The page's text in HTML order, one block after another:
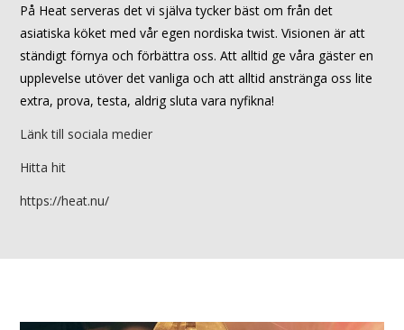
På Heat serveras det vi själva tycker bäst om från det
asiatiska köket med vår egen nordiska twist. Visionen är att
ständigt förnya och förbättra oss. Att alltid ge våra gäster en
upplevelse utöver det vanliga och att alltid anstränga oss lite
extra, prova, testa, aldrig sluta vara nyfikna!
Länk till sociala medier
Hitta hit
https://heat.nu/